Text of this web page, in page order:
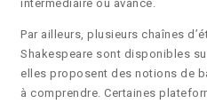
intermédiaire ou avancé.
Par ailleurs, plusieurs chaînes
Shakespeare sont disponibles
elles proposent des notions de
à comprendre. Certaines